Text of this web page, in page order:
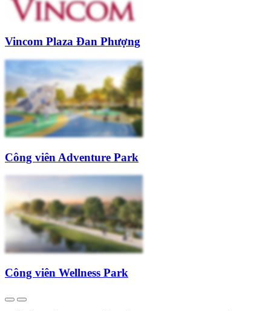
Vincom Plaza Đan Phượng
Công viên Adventure Park
Công viên Wellness Park